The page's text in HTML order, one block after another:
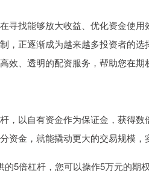
寻找能够放大收益、优化资金使
，正逐渐成为越来越多投资者的
、透明的配资服务，帮助您在期
，以自有资金作为保证金，获得
金，就能撬动更大的交易规模，
5倍杠杆，您可以操作5万元的期